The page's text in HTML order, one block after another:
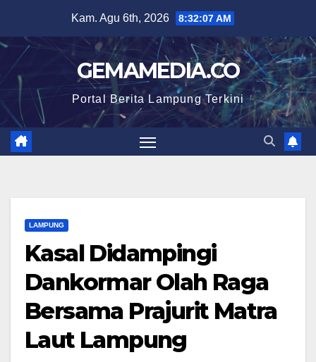
content
Kam. Agu 6th, 2026 8:32:08 AM
GEMAMEDIA.CO
Portal Berita Lampung Terkini
LAMPUNG
Kasal Didampingi
Dankormar Olah Raga
Bersama Prajurit Matra
Laut Lampung